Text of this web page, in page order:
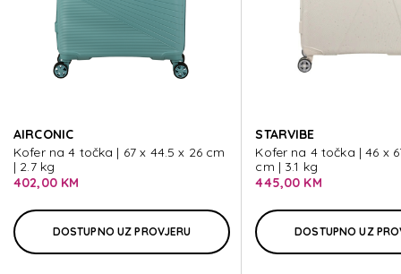
DASHPOP
DASHPOP
DASHPOP
AIRCONIC
Kofer na 4 točka | 67 x 44.5 x 26 cm
| 2.7 kg
402,00 KM
DOSTUPNO UZ PROVJERU
STARVIBE
Kofer na 4 točka | 46 x
cm | 3.1 kg
445,00 KM
DOSTUPNO UZ